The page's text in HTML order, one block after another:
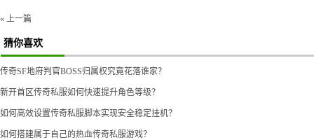
« 上一篇
猜你喜欢
传奇SF地府判官BOSS归属权究竟花落谁家？
新开首区传奇私服如何快速提升角色等级？
如何高效设置传奇私服脚本实现安全稳定挂机？
如何搭建属于自己的热血传奇私服游戏？